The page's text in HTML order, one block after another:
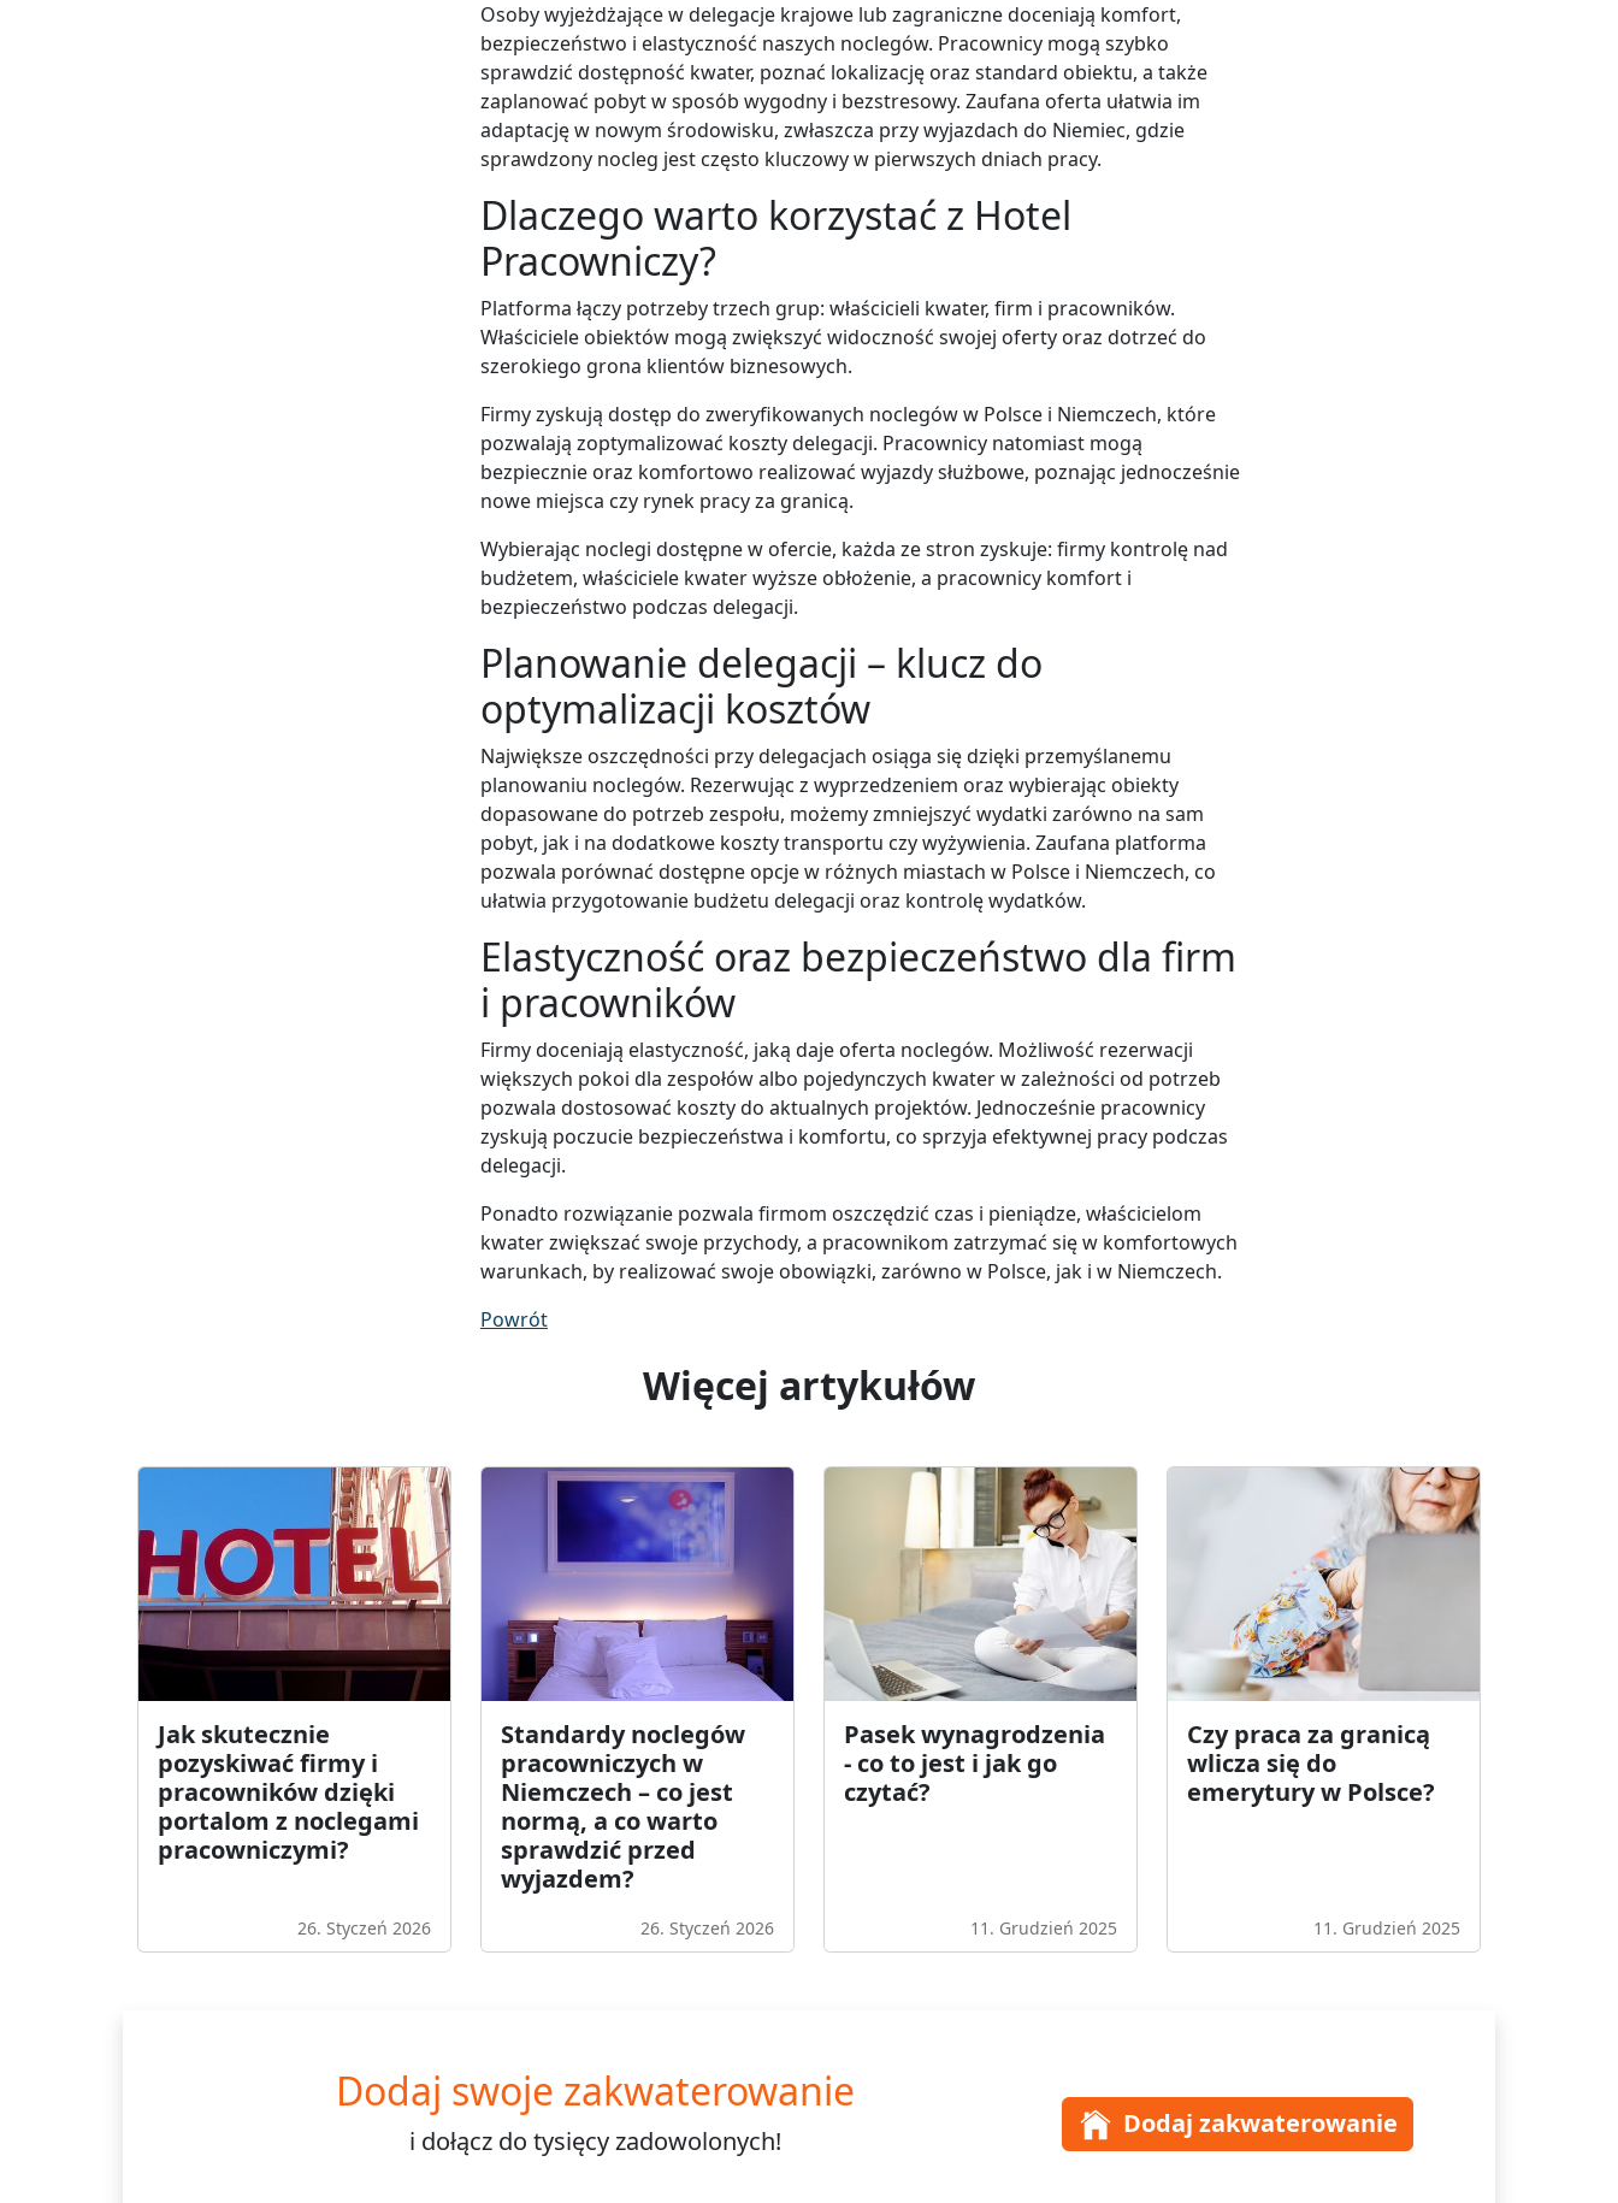
Osoby wyjeżdżające w delegacje krajowe lub zagraniczne doceniają komfort,
bezpieczeństwo i elastyczność naszych noclegów. Pracownicy mogą szybko
sprawdzić dostępność kwater, poznać lokalizację oraz standard obiektu, a także
zaplanować pobyt w sposób wygodny i bezstresowy. Zaufana oferta ułatwia im
adaptację w nowym środowisku, zwłaszcza przy wyjazdach do Niemiec, gdzie
sprawdzony nocleg jest często kluczowy w pierwszych dniach pracy.
Dlaczego warto korzystać z Hotel
Pracowniczy?
Platforma łączy potrzeby trzech grup: właścicieli kwater, firm i pracowników.
Właściciele obiektów mogą zwiększyć widoczność swojej oferty oraz dotrzeć do
szerokiego grona klientów biznesowych.
Firmy zyskują dostęp do zweryfikowanych noclegów w Polsce i Niemczech, które
pozwalają zoptymalizować koszty delegacji. Pracownicy natomiast mogą
bezpiecznie oraz komfortowo realizować wyjazdy służbowe, poznając jednocześnie
nowe miejsca czy rynek pracy za granicą.
Wybierając noclegi dostępne w ofercie, każda ze stron zyskuje: firmy kontrolę nad
budżetem, właściciele kwater wyższe obłożenie, a pracownicy komfort i
bezpieczeństwo podczas delegacji.
Planowanie delegacji – klucz do
optymalizacji kosztów
Największe oszczędności przy delegacjach osiąga się dzięki przemyślanemu
planowaniu noclegów. Rezerwując z wyprzedzeniem oraz wybierając obiekty
dopasowane do potrzeb zespołu, możemy zmniejszyć wydatki zarówno na sam
pobyt, jak i na dodatkowe koszty transportu czy wyżywienia. Zaufana platforma
pozwala porównać dostępne opcje w różnych miastach w Polsce i Niemczech, co
ułatwia przygotowanie budżetu delegacji oraz kontrolę wydatków.
Elastyczność oraz bezpieczeństwo dla firm
i pracowników
Firmy doceniają elastyczność, jaką daje oferta noclegów. Możliwość rezerwacji
większych pokoi dla zespołów albo pojedynczych kwater w zależności od potrzeb
pozwala dostosować koszty do aktualnych projektów. Jednocześnie pracownicy
zyskują poczucie bezpieczeństwa i komfortu, co sprzyja efektywnej pracy podczas
delegacji.
Ponadto rozwiązanie pozwala firmom oszczędzić czas i pieniądze, właścicielom
kwater zwiększać swoje przychody, a pracownikom zatrzymać się w komfortowych
warunkach, by realizować swoje obowiązki, zarówno w Polsce, jak i w Niemczech.
Powrót
Więcej artykułów
Jak skutecznie
pozyskiwać firmy i
pracowników dzięki
portalom z noclegami
pracowniczymi?
26. Styczeń 2026
Standardy noclegów
pracowniczych w
Niemczech – co jest
normą, a co warto
sprawdzić przed
wyjazdem?
26. Styczeń 2026
Pasek wynagrodzenia
- co to jest i jak go
czytać?
11. Grudzień 2025
Czy praca za granicą
wlicza się do
emerytury w Polsce?
11. Grudzień 2025
Dodaj swoje zakwaterowanie
i dołącz do tysięcyzadowolonych!
Dodaj zakwaterowanie